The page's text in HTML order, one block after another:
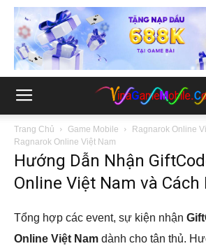
Trang Chủ Game Mobile Ragnarok Online
Ragnarok Online Việt Nam
Hướng Dẫn Nhận
Online Việt Nam và Cách
Tổng hợp các event, sự kiện nhận
Online Việt Nam dành cho tân thủ.